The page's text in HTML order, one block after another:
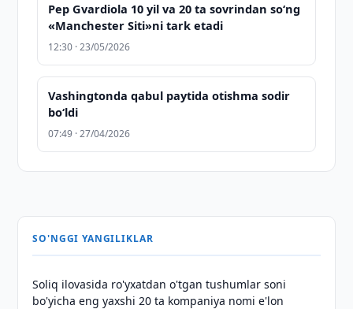
Pep Gvardiola 10 yil va 20 ta sovrindan so‘ng
«Manchester Siti»ni tark etadi
12:30 · 23/05/2026
Vashingtonda qabul paytida otishma sodir
bo‘ldi
07:49 · 27/04/2026
SO'NGGI YANGILIKLAR
Soliq ilovasida ro'yxatdan o'tgan tushumlar soni
bo'yicha eng yaxshi 20 ta kompaniya nomi e'lon